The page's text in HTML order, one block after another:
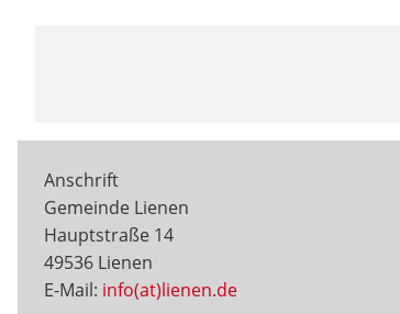
Anschrift
Gemeinde Lienen
Hauptstraße 14
49536 Lienen
E-Mail: info(at)lienen.de